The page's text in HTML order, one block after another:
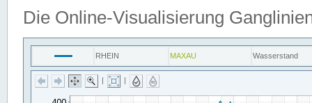
Die Online-Visualisierung